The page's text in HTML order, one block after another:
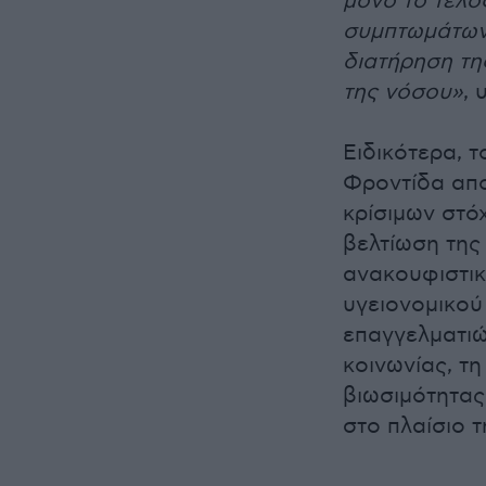
διατήρηση
της νόσου»,
Ειδικότερα,
Φροντίδα
κρίσιμων
βελτίωση
κοινωνίας,
στο πλαίσιο